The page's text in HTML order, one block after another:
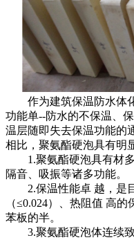
作为建筑保温防水体化
功能单--防水的不保温、
温层随即失去保温功能的
相比，聚氨酯硬泡具有明
1.聚氨酯硬泡具有材多
隔音、吸振等诸多功能。
2.保温性能卓 越 ，是
（≤0.024）、热阻值 高的
苯板的半。
3.聚氨酯硬泡体连续致